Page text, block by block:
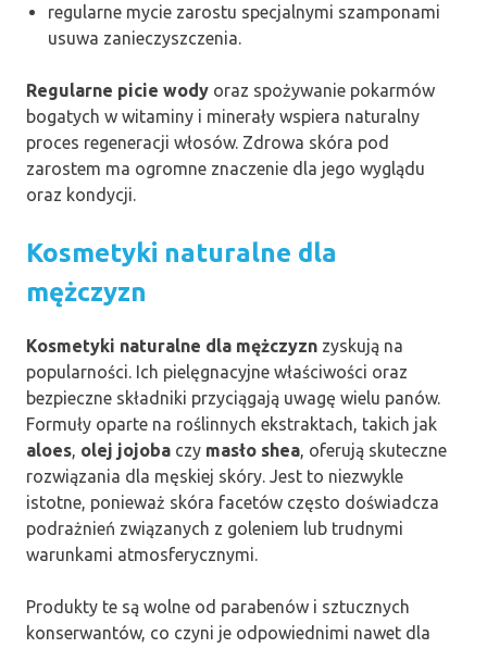
regularne mycie zarostu specjalnymi szamponami
usuwa zanieczyszczenia.
Regularne picie wody oraz spożywanie pokarmów
bogatych w witaminy i minerały wspiera naturalny
proces regeneracji włosów. Zdrowa skóra pod
zarostem ma ogromne znaczenie dla jego wyglądu
oraz kondycji.
Kosmetyki naturalne dla
mężczyzn
Kosmetyki naturalne dla mężczyzn zyskują na
popularności. Ich pielęgnacyjne właściwości oraz
bezpieczne składniki przyciągają uwagę wielu panów.
Formuły oparte na roślinnych ekstraktach, takich jak
aloes, olej jojoba czy masło shea, oferują skuteczne
rozwiązania dla męskiej skóry. Jest to niezwykle
istotne, ponieważ skóra facetów często doświadcza
podrażnień związanych z goleniem lub trudnymi
warunkami atmosferycznymi.
Produkty te są wolne od parabenów i sztucznych
konserwantów, co czyni je odpowiednimi nawet dla